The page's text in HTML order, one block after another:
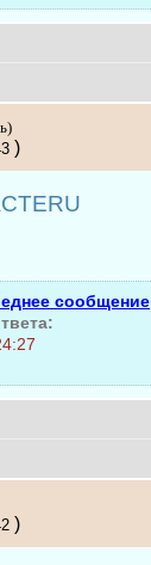
)
сообщение
)